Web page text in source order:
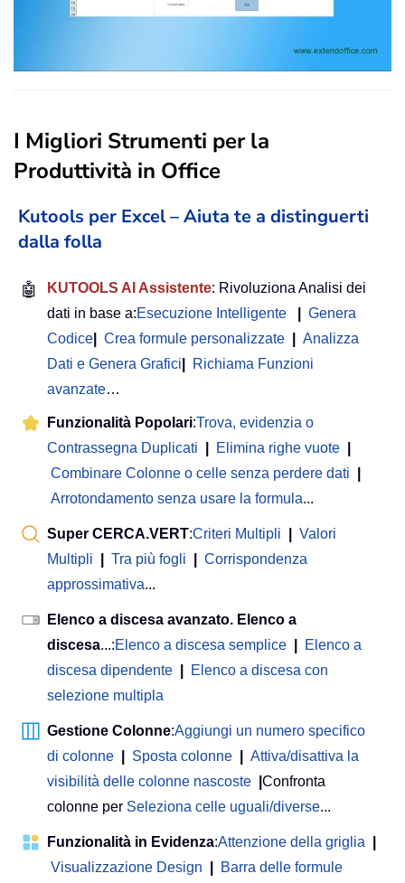
I Migliori Strumenti per la
Produttività in Office
Kutools per Excel – Aiuta te a distinguerti
dalla folla
🤖 KUTOOLS AI Assistente: Rivoluziona Analisi dei
dati in base a:Esecuzione Intelligente
Genera
Codice
Crea formule personalizzate
Analizza
Dati e Genera Grafici
Richiama Funzioni
avanzate…
Funzionalità Popolari:Trova, evidenzia o
Contrassegna Duplicati
Elimina righe vuote
Combinare Colonne o celle senza perdere dati
Arrotondamento senza usare la formula...
Super CERCA.VERT:Criteri Multipli
Valori
Multipli
Tra più fogli
Corrispondenza
approssimativa...
Elenco a discesa avanzato. Elenco a
discesa...:Elenco a discesa semplice
Elenco a
discesa dipendente
Elenco a discesa con
selezione multipla
Gestione Colonne:Aggiungi un numero specifico
di colonne
Sposta colonne
Attiva/disattiva la
visibilità delle colonne nascoste
Confronta
colonne per Seleziona celle uguali/diverse...
Funzionalità in Evidenza:Attenzione della griglia
Visualizzazione Design
Barra delle formule